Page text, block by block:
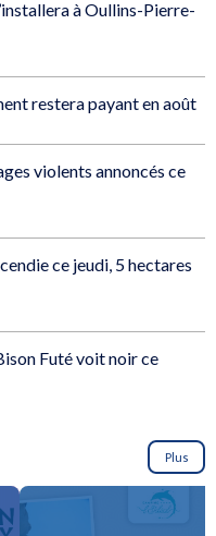
à Oullins-Pierre-
restera payant en août
violents annoncés ce
ce jeudi, 5 hectares
Futé voit noir ce
Plus